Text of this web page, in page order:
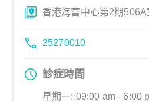
香港海富中心第2期506A
25270010
診症時間
星期一: 09:00 am - 6:00